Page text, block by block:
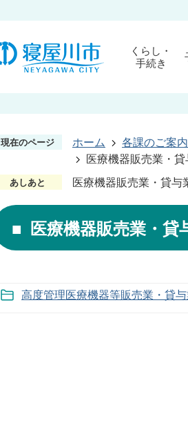
くらし・
手続き
現在のページ ホーム 各課のご案
医療機器販売業・
あしあと 医療機器販売業・貸与
医療機器販売業・貸
高度管理医療機器等販売業・貸与